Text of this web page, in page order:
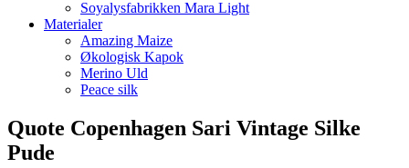
Soyalysfabrikken Mara Light
Materialer
Amazing Maize
Økologisk Kapok
Merino Uld
Peace silk
Quote Copenhagen Sari Vintage Silke
Pude